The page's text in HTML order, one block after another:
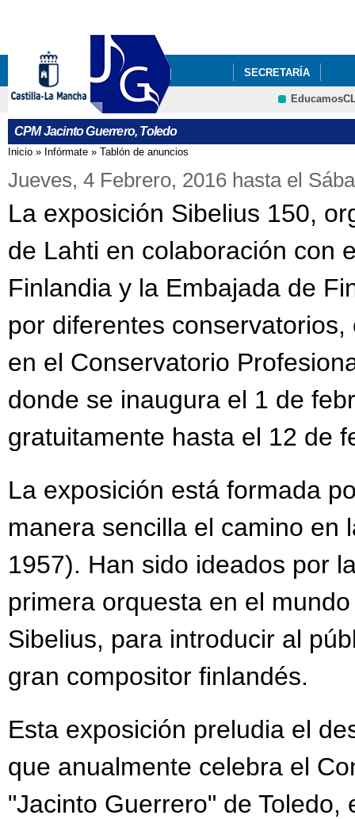
SECRETARÍA
CPM Jacinto Guerrero, Toledo
Se encuentra usted aquí
Inicio » Infórmate » Tablón de anuncios
Jueves, 4 Febrero, 2016 hasta el
La exposición Sibelius 150,
de Lahti en colaboración con
Finlandia y la Embajada de
por diferentes
en el Conservatorio
donde se inaugura el 1 de
gratuitamente hasta el 12 de
La exposición está formada
manera sencilla el camino en
1957). Han sido ideados por
primera orquesta en el
Sibelius, para introducir al
gran compositor finlandés.
Esta exposición preludia el
que anualmente celebra el
"Jacinto Guerrero" de